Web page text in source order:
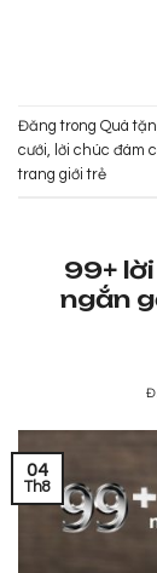
Đăng trong Quà
cưới
lời chúc đám
trang giới trẻ
99+
ngắn
04
Th8